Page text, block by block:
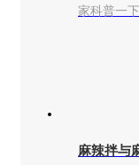
家科普一下
麻辣拌与